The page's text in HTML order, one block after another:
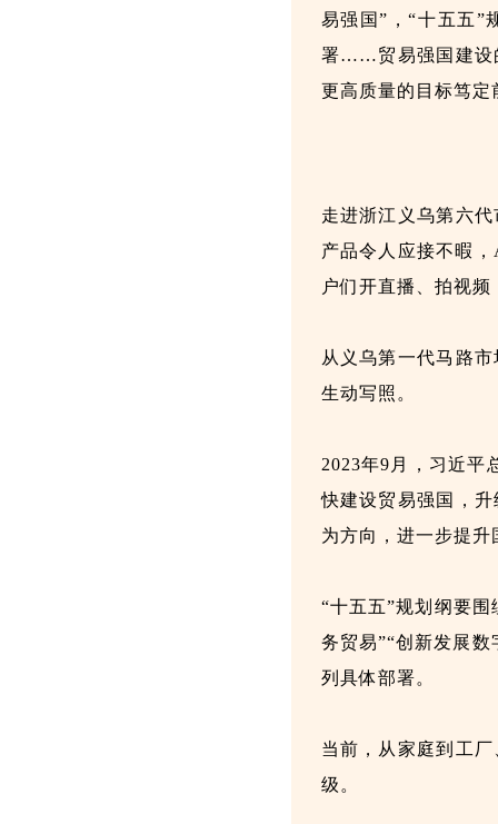
易强国”，“十五五”
署……贸易强国建设
更高质量的目标笃定
走进浙江义乌第六
产品令人应接不暇
户们开直播、拍视
从义乌第一代马路
生动写照。
2023年9月，习近平
快建设贸易强国，
为方向，进一步提
“十五五”规划纲要
务贸易”“创新发展
列具体部署。
当前，从家庭到工
级。